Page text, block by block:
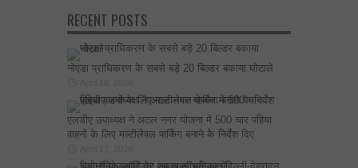
RECENT POSTS
नोएडा प्राधिकरण के सबसे बड़े 20 बिल्डर बकाया घोटाले
एलडीए उपाध्यक्ष ने अटल नगर योजना में 500 चार पहिया
वाहनों के लिए मल्टीलेवल पार्किंग बनाने के निर्देश दिए